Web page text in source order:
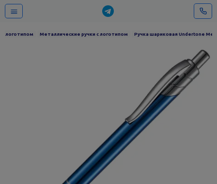
с логотипом Металлические ручки с логотипом Ручка шариковая Undertone